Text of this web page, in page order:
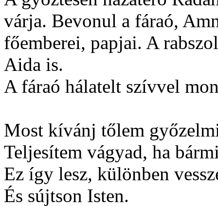
várja. Bevonul a fáraó,
főemberei, papjai. A
Aida is.
A fáraó hálatelt szívvel
Most kívánj tőlem
Teljesítem vágyad, ha
Ez így lesz, különben
És sújtson Isten.